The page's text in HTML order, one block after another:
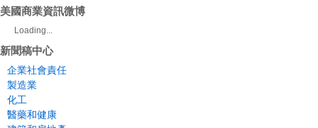
美國商業資訊微博
Loading...
新聞稿中心
企業社會責任
製造業
化工
醫藥和健康